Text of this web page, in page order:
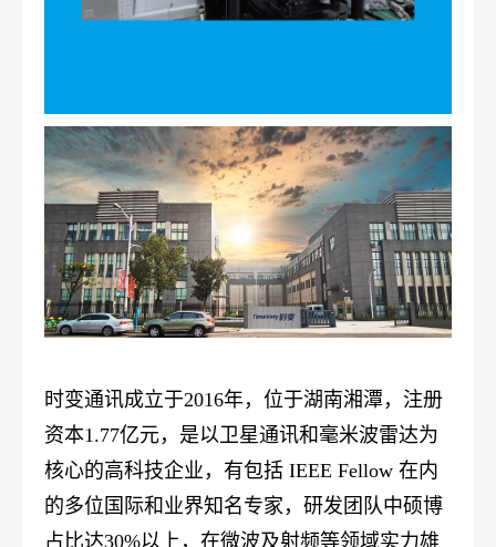
时变通讯成立于2016年，位于湖南湘潭，注册
资本1.77亿元，是以卫星通讯和毫米波雷达为
核心的高科技企业，有包括 IEEE Fellow 在内
的多位国际和业界知名专家，研发团队中硕博
占比达30%以上，在微波及射频等领域实力雄